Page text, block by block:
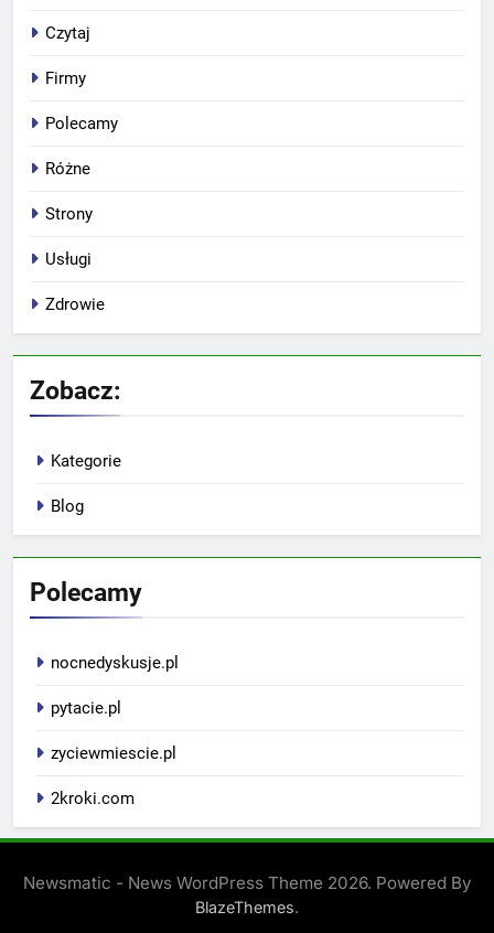
Czytaj
Firmy
Polecamy
Różne
Strony
Usługi
Zdrowie
Zobacz:
Kategorie
Blog
Polecamy
nocnedyskusje.pl
pytacie.pl
zyciewmiescie.pl
2kroki.com
Newsmatic - News WordPress Theme 2026. Powered By
BlazeThemes.